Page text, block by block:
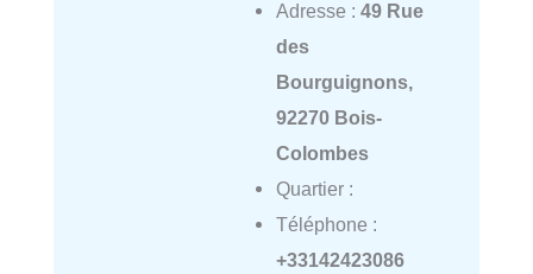
Adresse : 49 Rue
des
Bourguignons,
92270 Bois-
Colombes
Quartier :
Téléphone :
+33142423086